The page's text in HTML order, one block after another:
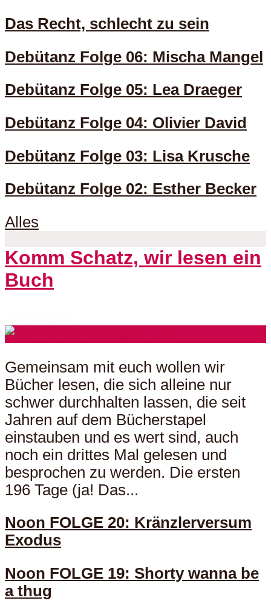
Das Recht, schlecht zu sein
Debütanz Folge 06: Mischa Mangel
Debütanz Folge 05: Lea Draeger
Debütanz Folge 04: Olivier David
Debütanz Folge 03: Lisa Krusche
Debütanz Folge 02: Esther Becker
Alles
Komm Schatz, wir lesen ein
Buch
Gemeinsam mit euch wollen wir
Bücher lesen, die sich alleine nur
schwer durchhalten lassen, die seit
Jahren auf dem Bücherstapel
einstauben und es wert sind, auch
noch ein drittes Mal gelesen und
besprochen zu werden. Die ersten
196 Tage (ja! Das...
Noon FOLGE 20: Kränzlerversum
Exodus
Noon FOLGE 19: Shorty wanna be
a thug